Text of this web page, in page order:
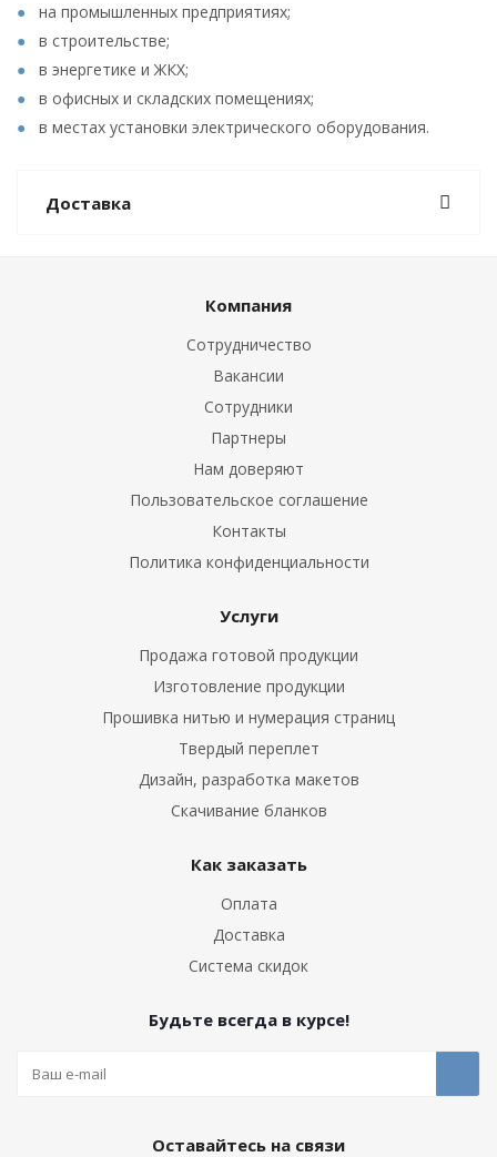
на промышленных предприятиях;
в строительстве;
в энергетике и ЖКХ;
в офисных и складских помещениях;
в местах установки электрического оборудования.
Доставка
Компания
Сотрудничество
Вакансии
Сотрудники
Партнеры
Нам доверяют
Пользовательское соглашение
Контакты
Политика конфиденциальности
Услуги
Продажа готовой продукции
Изготовление продукции
Прошивка нитью и нумерация страниц
Твердый переплет
Дизайн, разработка макетов
Скачивание бланков
Как заказать
Оплата
Доставка
Система скидок
Будьте всегда в курсе!
Оставайтесь на связи